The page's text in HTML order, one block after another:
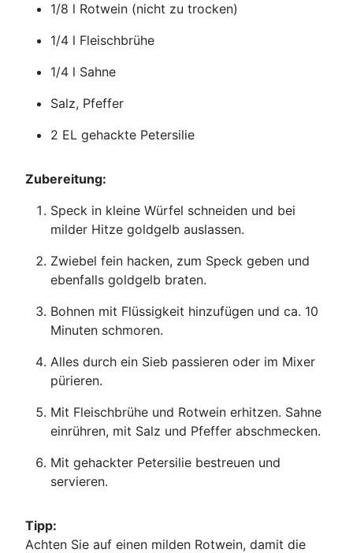
1/8 l Rotwein (nicht zu trocken)
1/4 l Fleischbrühe
1/4 l Sahne
Salz, Pfeffer
2 EL gehackte Petersilie
Zubereitung:
Speck in kleine Würfel schneiden und bei
milder Hitze goldgelb auslassen.
Zwiebel fein hacken, zum Speck geben und
ebenfalls goldgelb braten.
Bohnen mit Flüssigkeit hinzufügen und ca. 10
Minuten schmoren.
Alles durch ein Sieb passieren oder im Mixer
pürieren.
Mit Fleischbrühe und Rotwein erhitzen. Sahne
einrühren, mit Salz und Pfeffer abschmecken.
Mit gehackter Petersilie bestreuen und
servieren.
Tipp:
Achten Sie auf einen milden Rotwein, damit die